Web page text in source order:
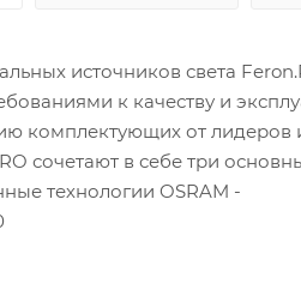
источников света
к качеству и
комплектующих от лидеров
сочетают в себе три
технологии OSRAM -